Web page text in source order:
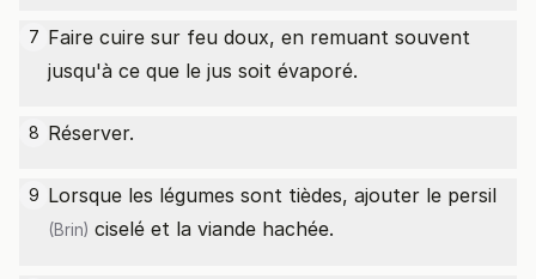
7 Faire cuire sur feu doux, en remuant souvent
jusqu'à ce que le jus soit évaporé.
8 Réserver.
9 Lorsque les légumes sont tièdes, ajouter le persil
(Brin) ciselé et la viande hachée.